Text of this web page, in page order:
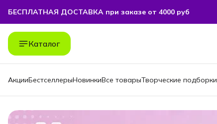
БЕСПЛАТНАЯ ДОСТАВКА при заказе от 4000 руб
БЕСПЛАТНАЯ ДОСТАВКА при заказе от 4000 руб
Каталог
АкцииБестселлерыНовинкиВсе товарыТворческие подборки